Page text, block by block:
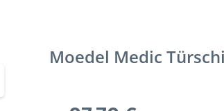
Moedel Medic
Regulärer Preis: